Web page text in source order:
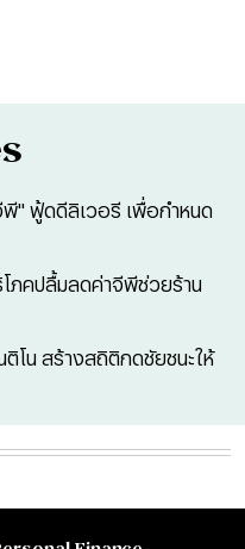
" ฟู้ดดีลิเวอรี เพื่อกำหนด
ภคปลื้มลดค่าจีพีช่วยร้าน
ติโน สร้างสถิติกดชัยชนะให้